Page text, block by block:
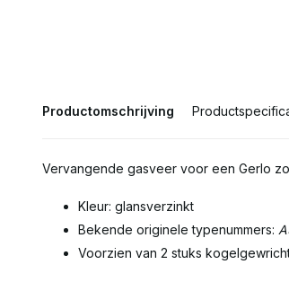
Productomschrijving
Vervangende gasveer voor een Gerlo
Kleur: glansverzinkt
Bekende originele typenummers:
Voorzien van 2 stuks